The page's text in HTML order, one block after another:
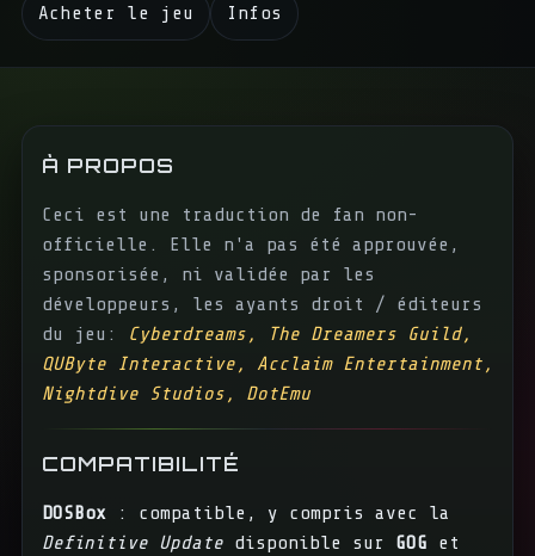
Acheter le jeu Infos
À PROPOS
Ceci est une traduction de fan non-
officielle. Elle n'a pas été approuvée,
sponsorisée, ni validée par les
développeurs, les ayants droit / éditeurs
du jeu:
Cyberdreams, The Dreamers Guild,
QUByte Interactive, Acclaim Entertainment,
Nightdive Studios, DotEmu
COMPATIBILITÉ
DOSBox : compatible, y compris avec la
Definitive Updatedisponible sur GOG et